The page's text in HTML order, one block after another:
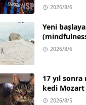
2026/8/6
Yeni
2026/8/6
17 yıl
kedi
2026/8/5